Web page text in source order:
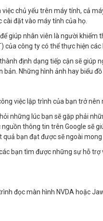
chủ yếu trên máy tính, cả
đặt vào máy tính của họ.
giúp nhân viên là người
của công ty có thể thực hiện
định dạng tiếp cận sẽ
bản. Những hình ảnh hay biểu
việc lập trình của bạn trở nên
những lúc bạn sẽ gặp phải
thông tin trên Google sẽ
bạn đạt được sẽ ngoài mong
bạn tìm được những sự hỗ
đọc màn hình NVDA hoặc